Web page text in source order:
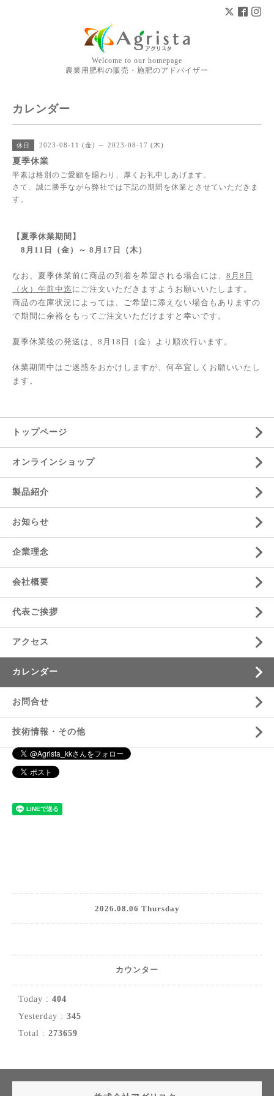
Welcome to our homepage
農業用肥料の販売・施肥のアドバイザー
カレンダー
休日 2023-08-11 (金) ～ 2023-08-17 (木)
夏季休業
平素は格別のご愛顧を賜わり、厚くお礼申しあげます。
さて、誠に勝手ながら弊社では下記の期間を休業とさせていただきま
す。
【夏季休業期間】
8月11日（金）～ 8月17日（木）
なお、夏季休業前に商品の到着を希望される場合には、 8月8日
（火）午前中迄 にご注文いただきますようお願いいたします。
商品の在庫状況によっては、ご希望に添えない場合もありますの
で期間に余裕をもってご注文いただけますと幸いです。
夏季休業後の発送は、8月18日（金）より順次行います。
休業期間中はご迷惑をおかけしますが、何卒宜しくお願いいたし
ます。
トップページ
オンラインショップ
製品紹介
お知らせ
企業理念
会社概要
代表ご挨拶
アクセス
カレンダー
お問合せ
技術情報・その他
2026.08.06 Thursday
カウンター
Today : 404
Yesterday : 345
Total : 273659